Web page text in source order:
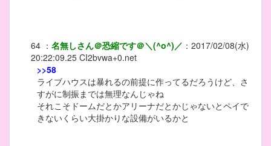
64 ： 名無しさん＠恐縮です＠＼(^o^)／ ： 2017/02/08(水)
20:22:09.25 CI2bvwa+0.net
>>58
ライブハウスは暴れるの前提に作ってるだろうけど、さ
すがに制振までは無理なんじゃね
それこそドームだとかアリーナだとかじゃないとペイで
きないくらい大掛かりな設備がいるかと